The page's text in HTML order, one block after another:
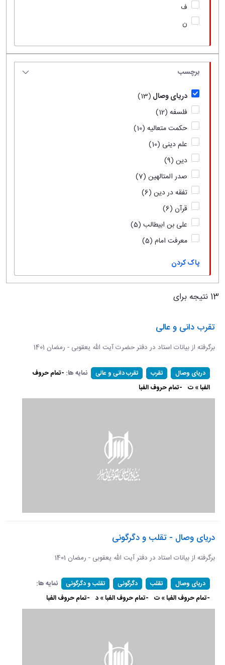
ف
ن
برچسب
دریای وصال (13)
فلسفه (12)
حکمت متعالیه (10)
علم دینی (10)
دین (9)
صدر المتالهین (7)
تفقه در دین (6)
قرآن (6)
علی بن ابیطالب (5)
معرفت امام (5)
پاک کردن
13 نتیجه برای
تقرب دانی و عالی
برگرفته از بیانات استاد در دفتر حضرت آیت الله یعقوبی - رمضان 1401
دریای وصال تقرب تقرب دانی و عالی نمایه ها: -تمام حروف
الفبا » ت -تمام حروف الفبا
دریای وصال - تقلب و دگرگونی
برگرفته از بیانات استاد در دفتر آیت الله یعقوبی - رمضان 1401
دریای وصال تقلب دگرگونی تقلب و دگرگونی
نمایه ها:
-تمام حروف الفبا » ت -تمام حروف الفبا » د -تمام حروف الفبا